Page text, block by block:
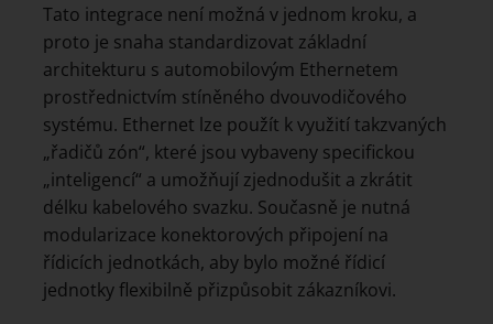
Tato integrace není možná v jednom kroku, a
proto je snaha standardizovat základní
architekturu s automobilovým Ethernetem
prostřednictvím stíněného dvouvodičového
systému. Ethernet lze použít k využití takzvaných
„řadičů zón“, které jsou vybaveny specifickou
„inteligencí“ a umožňují zjednodušit a zkrátit
délku kabelového svazku. Současně je nutná
modularizace konektorových připojení na
řídicích jednotkách, aby bylo možné řídicí
jednotky flexibilně přizpůsobit zákazníkovi.